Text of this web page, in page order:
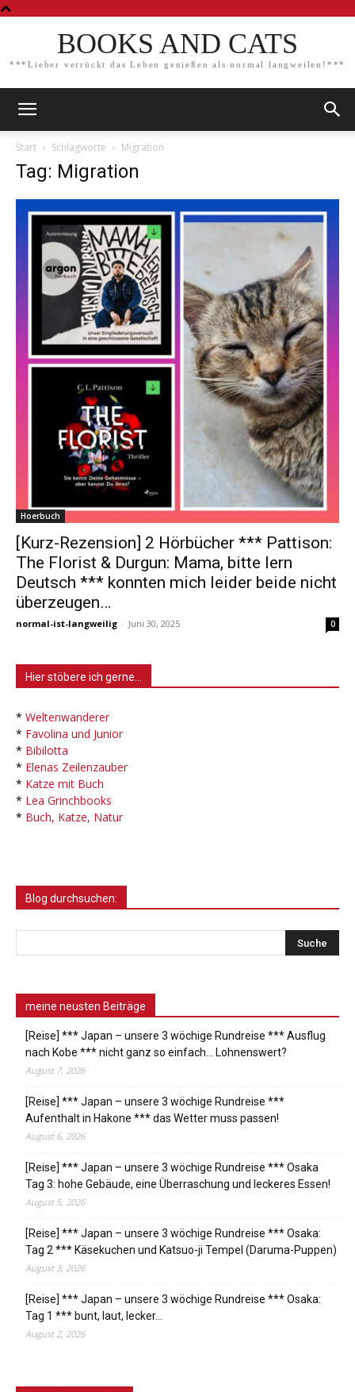
BOOKS AND CATS
***Lieber verrückt das Leben genießen als normal langweilen!***
Start Schlagworte Migration
Tag: Migration
Hoerbuch
[Kurz-Rezension] 2 Hörbücher *** Pattison:
The Florist & Durgun: Mama, bitte lern
Deutsch *** konnten mich leider beide nicht
überzeugen…
normal-ist-langweilig - Juni 30, 2025 0
Hier stöbere ich gerne…
* Weltenwanderer
* Favolina und Junior
* Bibilotta
* Elenas Zeilenzauber
* Katze mit Buch
* Lea Grinchbooks
* Buch, Katze, Natur
Blog durchsuchen:
meine neusten Beiträge
[Reise] *** Japan – unsere 3 wöchige Rundreise *** Ausflug
nach Kobe *** nicht ganz so einfach… Lohnenswert?
August 7, 2026
[Reise] *** Japan – unsere 3 wöchige Rundreise ***
Aufenthalt in Hakone *** das Wetter muss passen!
August 6, 2026
[Reise] *** Japan – unsere 3 wöchige Rundreise *** Osaka
Tag 3: hohe Gebäude, eine Überraschung und leckeres Essen!
August 5, 2026
[Reise] *** Japan – unsere 3 wöchige Rundreise *** Osaka:
Tag 2 *** Käsekuchen und Katsuo-ji Tempel (Daruma-Puppen)
August 3, 2026
[Reise] *** Japan – unsere 3 wöchige Rundreise *** Osaka:
Tag 1 *** bunt, laut, lecker…
August 2, 2026